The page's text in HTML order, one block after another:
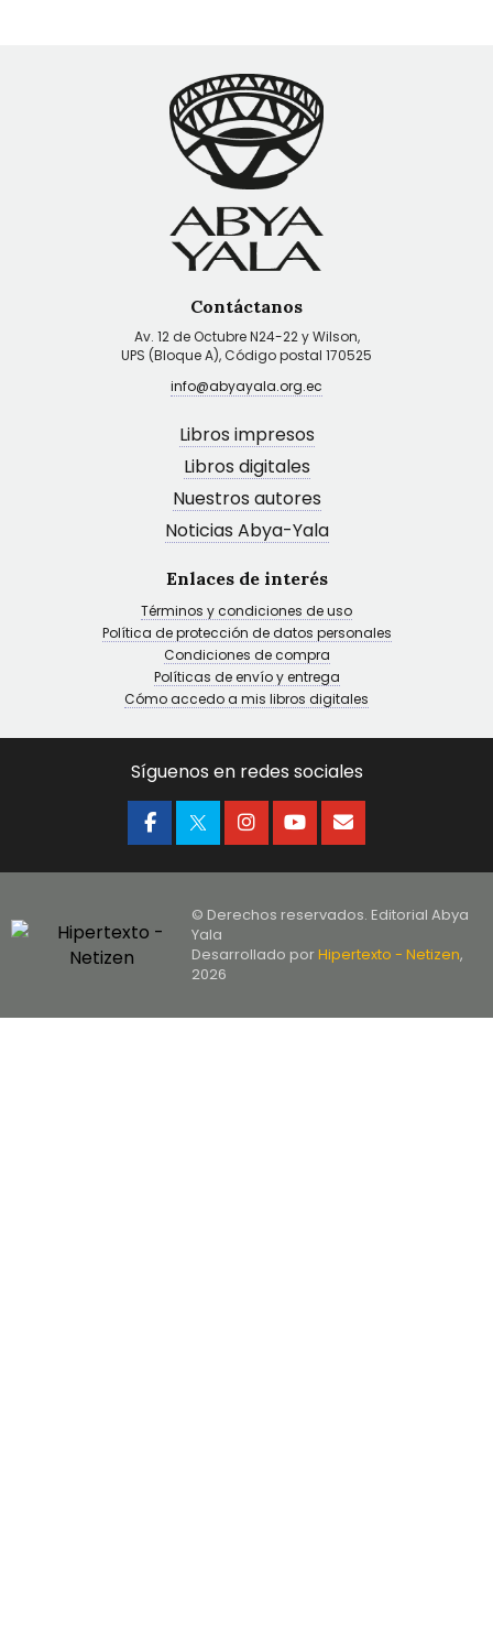
Contáctanos
Av. 12 de Octubre N24-22 y Wilson,
UPS (Bloque A), Código postal 170525
info@abyayala.org.ec
Libros impresos
Libros digitales
Nuestros autores
Noticias Abya-Yala
Enlaces de interés
Términos y condiciones de uso
Política de protección de datos personales
Condiciones de compra
Políticas de envío y entrega
Cómo accedo a mis libros digitales
Síguenos en redes sociales
© Derechos reservados. Editorial Abya
Yala
Desarrollado porHipertexto - Netizen,
2026